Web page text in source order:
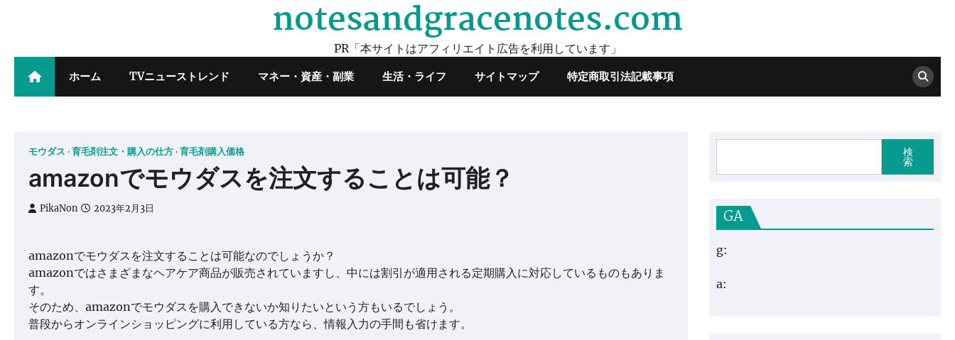
notesandgracenotes.com
PR「本サイトはアフィリエイト広告を利用しています」
ホーム TVニューストレンド マネー・資産・副業 生活・ライフ サイトマップ 特定商取引法記載事項
モウダス 育毛剤注文・購入の仕方 育毛剤購入価格
amazonでモウダスを注文することは可能？
PikaNon 2023年2月3日
amazonでモウダスを注文することは可能なのでしょうか？
amazonではさまざまなヘアケア商品が販売されていますし、中には割引が適用される定期購入に対応しているものもありま
す。
そのため、amazonでモウダスを購入できないか知りたいという方もいるでしょう。
普段からオンラインショッピングに利用している方なら、情報入力の手間も省けます。
検
索
GA
g:
a: